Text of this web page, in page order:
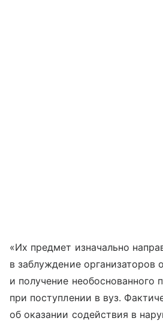
«Их предмет изначально
в заблуждение организаторов
и получение необоснованного
при поступлении в вуз.
об оказании содействия в